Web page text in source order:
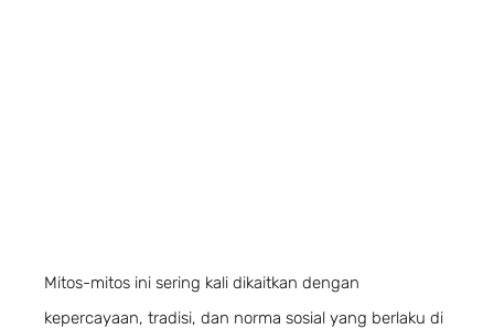
Mitos-mitos ini sering kali dikaitkan dengan
kepercayaan, tradisi, dan norma sosial yang berlaku di